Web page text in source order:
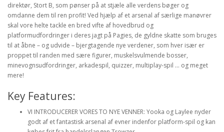
direktør, Stort B, som pønser på at stjæle alle verdens bøger og
omdanne dem til ren profit! Ved hjælp af et arsenal af særlige manøvrer
skal vore helte tackle en bred vifte af hovedbrud og
platformudfordringer i deres jagt på Pagies, de gyldne skatte som bruges
til at åbne – og udvide – bjergtagende nye verdener, som hver især er
proppet til randen med sære figurer, muskelsvulmende bosser,
minevognsudfordringer, arkadespil, quizzer, multiplay-spil ... og meget
mere!
Key Features:
VI INTRODUCERER VORES TO NYE VENNER: Yooka og Laylee nyder
godt af et fantastisk arsenal af evner indenfor platform-spil og kan